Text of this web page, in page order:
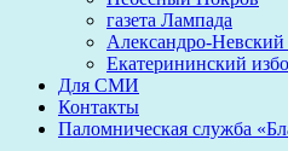
газета Лампада
Александро-Невский
Екатерининский
Для СМИ
Контакты
Паломническая служба